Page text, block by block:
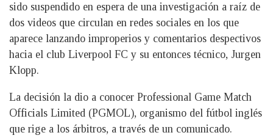
sido suspendido en espera de una investigación a raíz de
dos videos que circulan en redes sociales en los que
aparece lanzando improperios y comentarios despectivos
hacia el club Liverpool FC y su entonces técnico, Jurgen
Klopp.
La decisión la dio a conocer Professional Game Match
Officials Limited (PGMOL), organismo del fútbol inglés
que rige a los árbitros, a través de un comunicado.